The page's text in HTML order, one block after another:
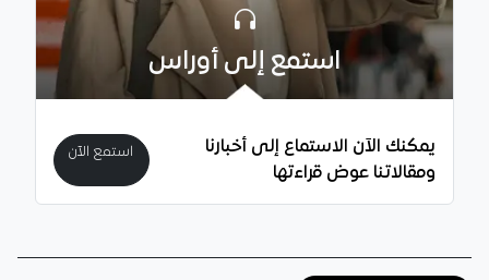
استمع إلى أوراس
يمكنك الآن الاستماع إلى أخبارنا
ومقالاتنا عوض قراءتها
استمع الآن